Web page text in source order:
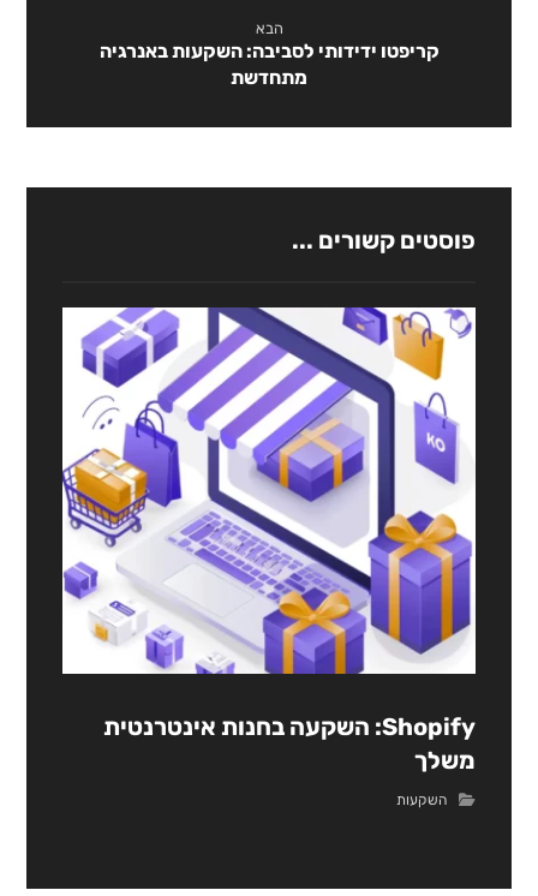
הבא
קריפטו ידידותי לסביבה: השקעות באנרגיה
מתחדשת
פוסטים קשורים ...
Shopify: השקעה בחנות אינטרנטית
משלך
השקעות